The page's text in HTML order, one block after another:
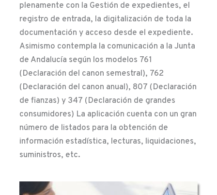
plenamente con la Gestión de expedientes, el
registro de entrada, la digitalización de toda la
documentación y acceso desde el expediente.
Asimismo contempla la comunicación a la Junta
de Andalucía según los modelos 761
(Declaración del canon semestral), 762
(Declaración del canon anual), 807 (Declaración
de fianzas) y 347 (Declaración de grandes
consumidores) La aplicación cuenta con un gran
número de listados para la obtención de
información estadística, lecturas, liquidaciones,
suministros, etc.